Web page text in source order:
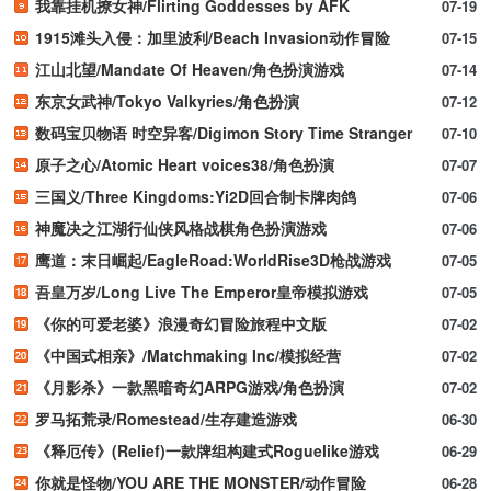
07-19
我靠挂机撩女神/Flirting Goddesses by AFK
07-15
1915滩头入侵：加里波利/Beach Invasion动作冒险
07-14
江山北望/Mandate Of Heaven/角色扮演游戏
07-12
东京女武神/Tokyo Valkyries/角色扮演
07-10
数码宝贝物语 时空异客/Digimon Story Time Stranger
07-07
原子之心/Atomic Heart voices38/角色扮演
07-06
三国义/Three Kingdoms:Yi2D回合制卡牌肉鸽
07-06
神魔决之江湖行仙侠风格战棋角色扮演游戏
07-05
鹰道：末日崛起/EagleRoad:WorldRise3D枪战游戏
07-05
吾皇万岁/Long Live The Emperor皇帝模拟游戏
07-02
《你的可爱老婆》浪漫奇幻冒险旅程中文版
07-02
《中国式相亲》/Matchmaking Inc/模拟经营
07-02
《月影杀》一款黑暗奇幻ARPG游戏/角色扮演
06-30
罗马拓荒录/Romestead/生存建造游戏
06-29
《释厄传》(Relief)一款牌组构建式Roguelike游戏
06-28
你就是怪物/YOU ARE THE MONSTER/动作冒险